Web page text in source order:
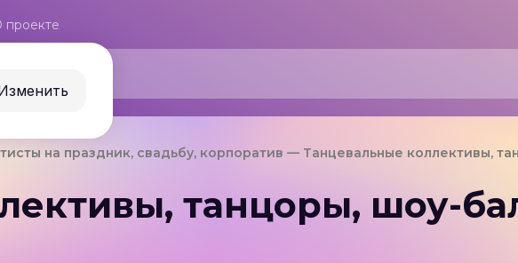
проекте
на праздник, свадьбу, корпоратив Танцевальные коллективы,
танцоры, шоу-